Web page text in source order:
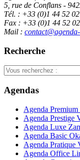
5, rue de Conflans -
Tél. : +33 (0)1 44 52
Fax : +33 (0)1 44 52
Mail :
Recherche
Agendas
Agenda
Agenda Prestige
Agenda Luxe
Agenda Basic
Agenda Pratique
Agenda Office